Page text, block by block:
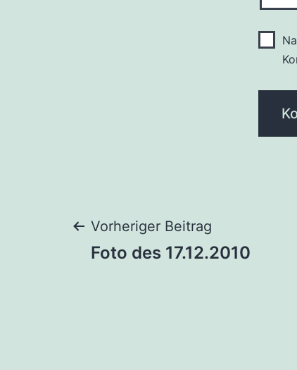
Vorheriger Beitrag
Foto des 17.12.2010